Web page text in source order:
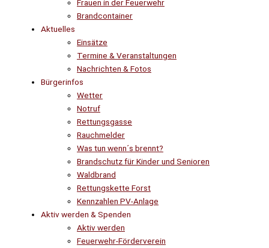
Frauen in der Feuerwehr
Brandcontainer
Aktuelles
Einsätze
Termine & Veranstaltungen
Nachrichten & Fotos
Bürgerinfos
Wetter
Notruf
Rettungsgasse
Rauchmelder
Was tun wenn´s brennt?
Brandschutz für Kinder und Senioren
Waldbrand
Rettungskette Forst
Kennzahlen PV-Anlage
Aktiv werden & Spenden
Aktiv werden
Feuerwehr-Förderverein